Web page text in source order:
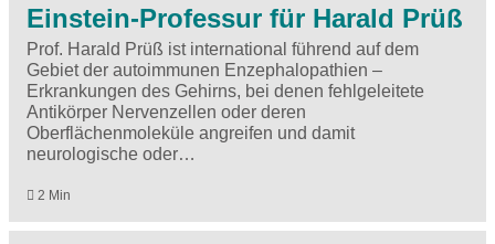
Einstein-Professur für Harald Prüß
Prof. Harald Prüß ist international führend auf dem
Gebiet der autoimmunen Enzephalopathien –
Erkrankungen des Gehirns, bei denen fehlgeleitete
Antikörper Nervenzellen oder deren
Oberflächenmoleküle angreifen und damit
neurologische oder…
2 Min